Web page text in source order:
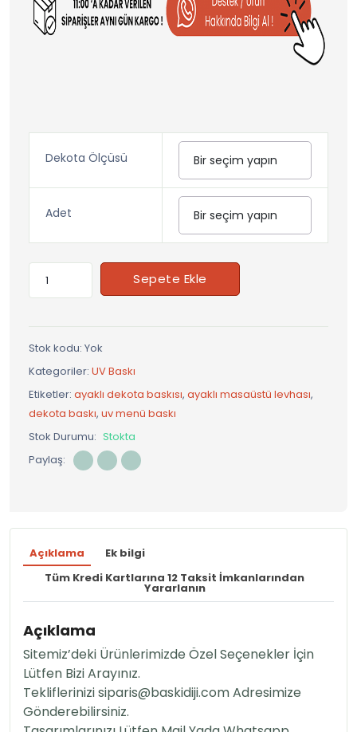
Dekota Ölçüsü
Adet
Sepete Ekle
Stok kodu: Yok
Kategoriler: UV Baskı
Etiketler: ayaklı dekota baskısı, ayaklı masaüstü levhası,
dekota baskı, uv menü baskı
Stok Durumu: Stokta
Paylaş:
Açıklama
Ek bilgi
Tüm Kredi Kartlarına 12 Taksit İmkanlarından
Yararlanın
Açıklama
Sitemiz’deki Ürünlerimizde Özel Seçenekler İçin
Lütfen Bizi Arayınız.
Tekliflerinizisiparis@baskidiji.comAdresimize
Gönderebilirsiniz.